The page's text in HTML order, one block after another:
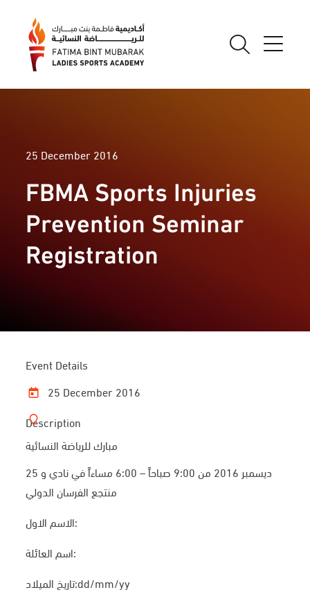
25 December 2016
FBMA Sports Injuries
Prevention Seminar
Registration
Event Details
25 December 2016
Description
مبارك للرياضة النسائية
25 ديسمبر 2016 من 9:00 صباحاً – 6:00 مساءاً في نادي و
منتجع الفرسان الدولي
الاسم الاول:
اسم العائلة:
تاريخ الميلاد:dd/mm/yy